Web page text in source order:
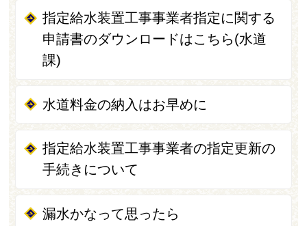
指定給水装置工事事業者指定に関する
申請書のダウンロードはこちら(水道
課)
水道料金の納入はお早めに
指定給水装置工事事業者の指定更新の
手続きについて
漏水かなって思ったら